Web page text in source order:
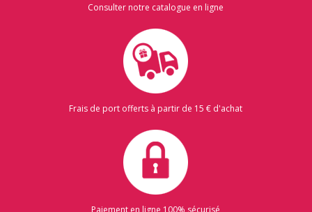
Consulter notre catalogue en ligne
Frais de port offerts à partir de 15 € d'achat
Paiement en ligne 100% sécurisé